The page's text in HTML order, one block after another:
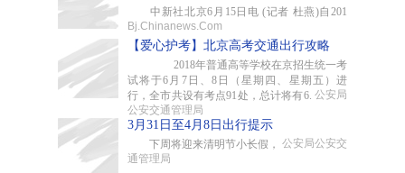
中新社北京6月15日电 (记者 杜燕)自201
Bj.Chinanews.Com
【爱心护考】北京高考交通出行攻略
2018年普通高等学校在京招生统一考
试将于6月7日、8日（星期四、星期五）进
行，全市共设有考点91处，总计将有6. 公安局
公安交通管理局
3月31日至4月8日出行提示
下周将迎来清明节小长假， 公安局公安交
通管理局